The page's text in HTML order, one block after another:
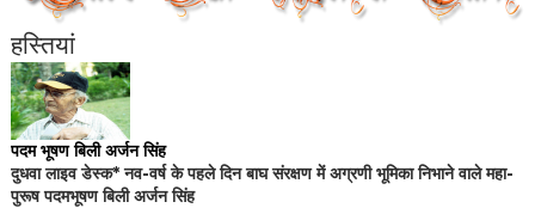
हस्तियां
पदम भूषण बिली अर्जन सिंह
दुधवा लाइव डेस्क* नव-वर्ष के पहले दिन बाघ संरक्षण में अग्रणी भूमिका निभाने वाले महा-
पुरूष पदमभूषण बिली अर्जन सिंह